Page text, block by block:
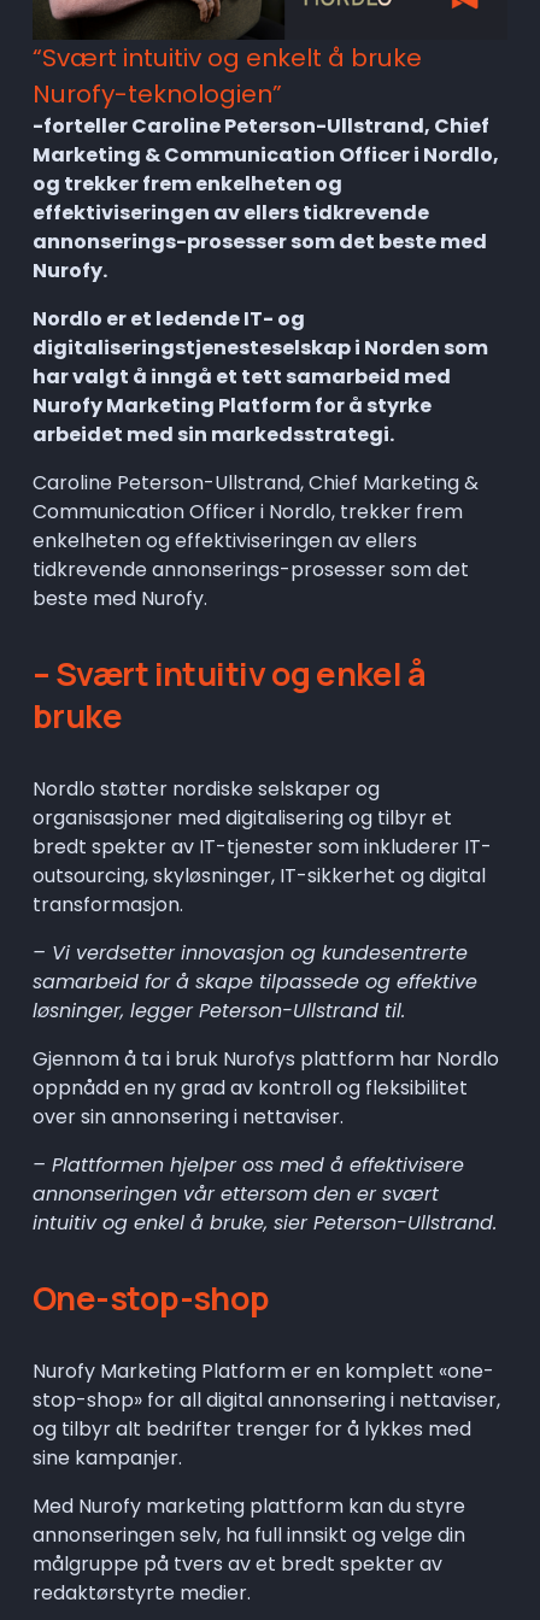
“Svært intuitiv og enkelt å bruke
Nurofy-teknologien”
-forteller Caroline Peterson-Ullstrand, Chief
Marketing & Communication Officer i Nordlo,
og trekker frem enkelheten og
effektiviseringen av ellers tidkrevende
annonserings-prosesser som det beste med
Nurofy.
Nordlo er et ledende IT- og
digitaliseringstjenesteselskap i Norden som
har valgt å inngå et tett samarbeid med
Nurofy Marketing Platform for å styrke
arbeidet med sin markedsstrategi.
Caroline Peterson-Ullstrand, Chief Marketing &
Communication Officer i Nordlo, trekker frem
enkelheten og effektiviseringen av ellers
tidkrevende annonserings-prosesser som det
beste med Nurofy.
– Svært intuitiv og enkel å
bruke
Nordlo støtter nordiske selskaper og
organisasjoner med digitalisering og tilbyr et
bredt spekter av IT-tjenester som inkluderer IT-
outsourcing, skyløsninger, IT-sikkerhet og digital
transformasjon.
– Vi verdsetter innovasjon og kundesentrerte
samarbeid for å skape tilpassede og effektive
løsninger, legger Peterson-Ullstrand til.
Gjennom å ta i bruk Nurofys plattform har Nordlo
oppnådd en ny grad av kontroll og fleksibilitet
over sin annonsering i nettaviser.
– Plattformen hjelper oss med å effektivisere
annonseringen vår ettersom den er svært
intuitiv og enkel å bruke, sier Peterson-Ullstrand.
One-stop-shop
Nurofy Marketing Platform er en komplett «one-
stop-shop» for all digital annonsering i nettaviser,
og tilbyr alt bedrifter trenger for å lykkes med
sine kampanjer.
Med Nurofy marketing plattform kan du styre
annonseringen selv, ha full innsikt og velge din
målgruppe på tvers av et bredt spekter av
redaktørstyrte medier.